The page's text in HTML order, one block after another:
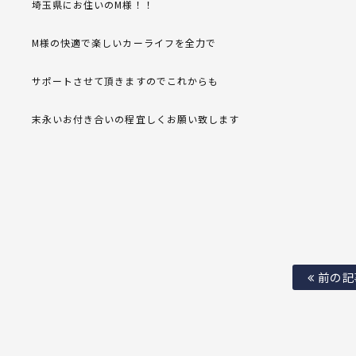
埼玉県にお住いのM様！！
M様の快適で楽しいカーライフを全力で
サポートさせて頂きますのでこれからも
末永いお付き合いの程宜しくお願い致します
前の